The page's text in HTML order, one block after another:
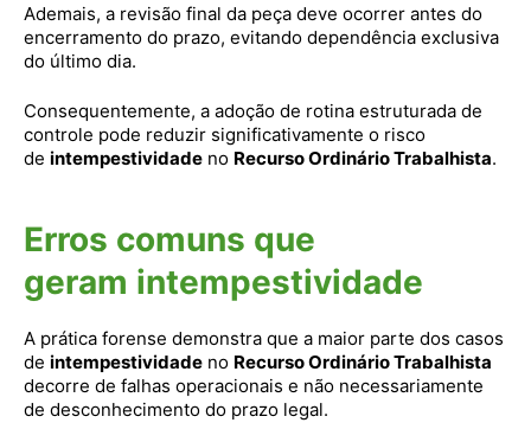
Ademais, a revisão final da peça deve ocorrer antes do
encerramento do prazo, evitando dependência exclusiva
do último dia.
Consequentemente, a adoção de rotina estruturada de
controle pode reduzir significativamente o risco
de intempestividade no Recurso Ordinário Trabalhista.
Erros comuns que
geram intempestividade
A prática forense demonstra que a maior parte dos casos
de intempestividade no Recurso Ordinário Trabalhista
decorre de falhas operacionais e não necessariamente
de desconhecimento do prazo legal.